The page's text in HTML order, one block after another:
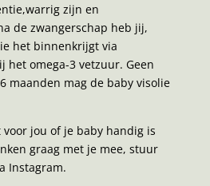
zijn en
de zwangerschap heb jij,
het binnenkrijgt via
het omega-3 vetzuur. Geen
maanden mag de baby visolie
jou of je baby handig is
graag met je mee, stuur
Instagram.